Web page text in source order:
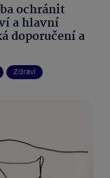
ochránit
a hlavní
doporučení a
Zdraví